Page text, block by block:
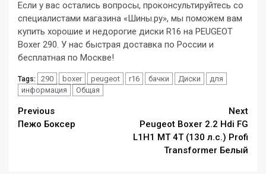
Если у вас остались вопросы, проконсультируйтесь со
специалистами магазина «Шины.ру», мы поможем вам
купить хорошие и недорогие диски R16 на PEUGEOT
Boxer 290. У нас быстрая доставка по России и
бесплатная по Москве!
Tags: 290 boxer peugeot r16 бачки Диски
для
информация
Общая
Continue
Reading
Previous
Пежо Боксер
Next
Peugeot Boxer 2.2 Hdi FG
L1H1 MT 4T (130 л.с.) Profi
Transformer Белый